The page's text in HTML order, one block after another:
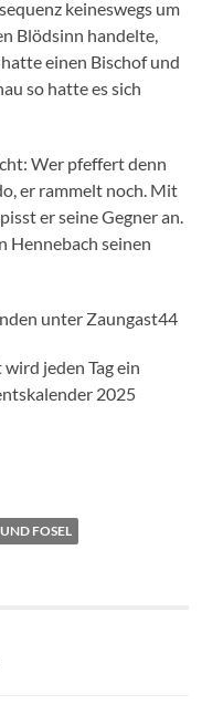
keineswegs um
Blödsinn handelte,
einen Bischof und
so hatte es sich
Wer pfeffert denn
er rammelt noch. Mit
er seine Gegner an.
Hennebach seinen
unter Zaungast44
jeden Tag ein
2025
FOSEL